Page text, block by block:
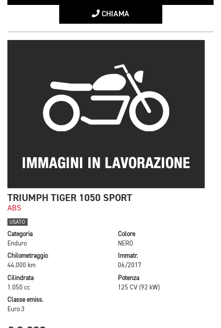
CHIAMA
TRIUMPH TIGER 1050 SPORT
ABS
USATO
Categoria
Enduro
Colore
NERO
Chilometraggio
44.000 km
Immatr.
06/2017
Cilindrata
1.050 cc
Potenza
125 CV (92 kW)
Classe emiss.
Euro 3